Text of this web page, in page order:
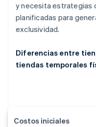
y necesita estrategias
planificadas para
exclusividad.
Diferencias entre
tiendas temporales
Costos iniciales